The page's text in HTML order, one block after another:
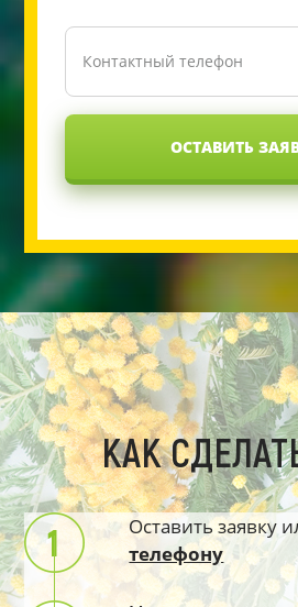
ОСТАВИТЬ
КАК
Оставить заявку
телефону